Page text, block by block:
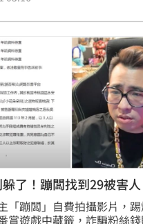
庭參與放映，見到武財神
說：「太驚訝了，這是人
電影，也很好奇神明怎會
凱台北報導
了！蹦闆找到29被害
「蹦闆」自費拍攝影片，
賞遊戲中藏籤，詐騙粉絲